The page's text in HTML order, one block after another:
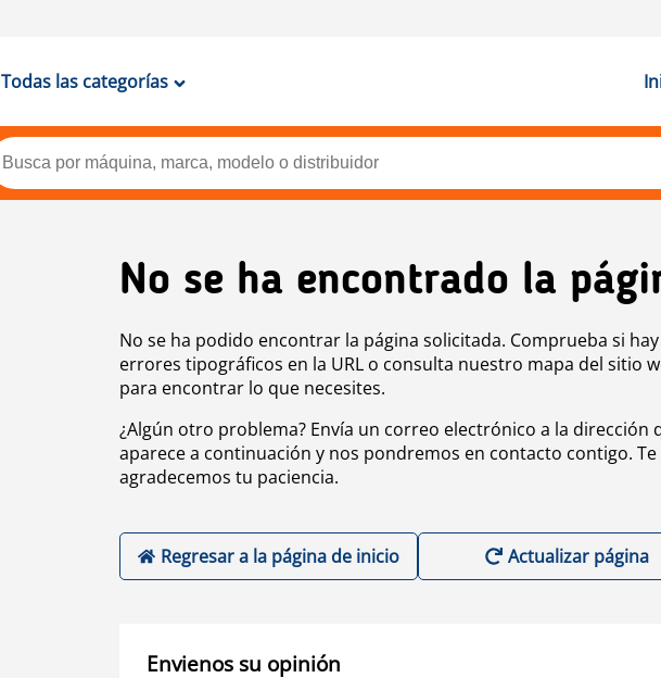
Todas las categorías
No se ha encontrado la
No se ha podido encontrar la página solicitada. Comprueba si hay
errores tipográficos en la URL o consulta nuestro mapa del sitio
para encontrar lo que necesites.
¿Algún otro problema? Envía un correo electrónico a la dirección
aparece a continuación y nos pondremos en contacto contigo. Te
agradecemos tu paciencia.
Regresar a la página de inicio Actualizar página
Envienos su opinión